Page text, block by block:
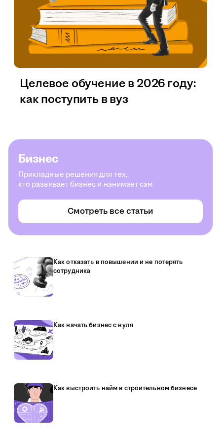
Целевое обучение в 2026 году:
как поступить в вуз
Бизнес
Прикладные решения для тех,
кто развивает бизнес и нанимает сам
Смотреть все статьи
Как отказать в повышении и не потерять
сотрудника
Как начать бизнес с нуля
Как выстроить найм в строительном бизнесе